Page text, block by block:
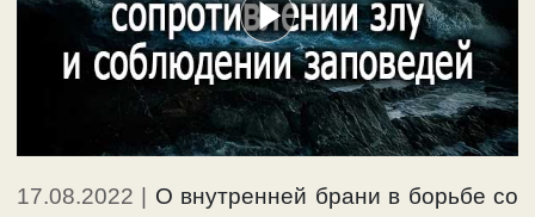
17.08.2022
О внутренней брани в борьбе со